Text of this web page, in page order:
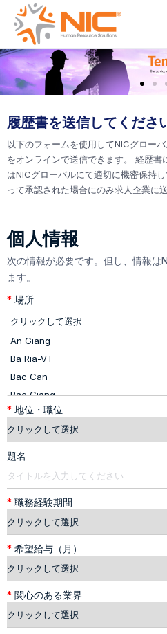
履歴書を送信してくださ
以下のフォームを使用してNICグロー
をオンラインで送信できます。 経歴書
はNICグローバルにて適切に機密保持
って承認された場合にのみ求人企業に
個人情報
次の情報が必要です。但し、情報は
ます。
* 場所
* 地位・職位
題名
* 職務経験期間
* 希望給与（月）
* 関心のある業界